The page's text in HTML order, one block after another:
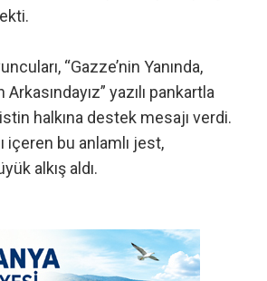
“Gazze’nin Yanında,
yazılı pankartla
halkına destek mesajı verdi.
içeren bu anlamlı jest,
alkış aldı.